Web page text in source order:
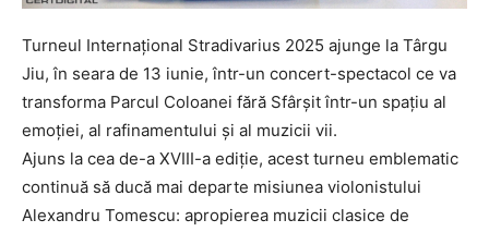
Turneul Internațional Stradivarius 2025 ajunge la Târgu
Jiu, în seara de 13 iunie, într-un concert-spectacol ce va
transforma Parcul Coloanei fără Sfârșit într-un spațiu al
emoției, al rafinamentului și al muzicii vii.
Ajuns la cea de-a XVIII-a ediție, acest turneu emblematic
continuă să ducă mai departe misiunea violonistului
Alexandru Tomescu: apropierea muzicii clasice de